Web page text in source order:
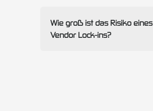
Wie groß ist das Risiko eines
Vendor Lock-ins?